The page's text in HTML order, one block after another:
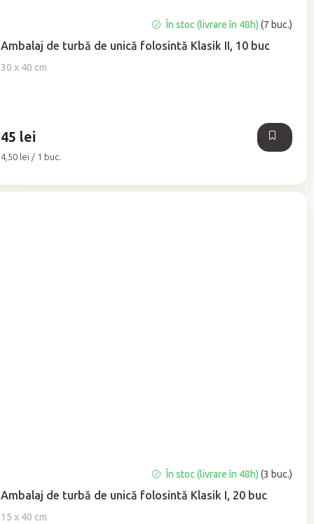
Ambalaj de turbă de unică folosintă Klasik II, 10 buc
30 x 40 cm
medie
a
produsului
stele.
În stoc (livrare în 48h)(7 buc.)
45 lei
Evaluare
4,50 lei / 1 buc.
Ambalaj de turbă de unică folosintă Klasik I, 20 buc
15 x 40 cm
medie
a
produsului
În stoc (livrare în 48h)(3 buc.)